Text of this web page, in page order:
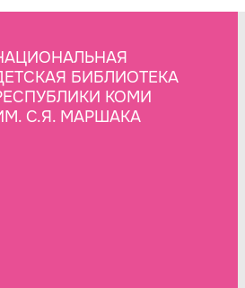
БИБЛИОТЕКА
КОМИ
С.Я. МАРШАКА